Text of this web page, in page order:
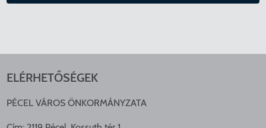
ELÉRHETŐSÉGEK
PÉCEL VÁROS ÖNKORMÁNYZATA